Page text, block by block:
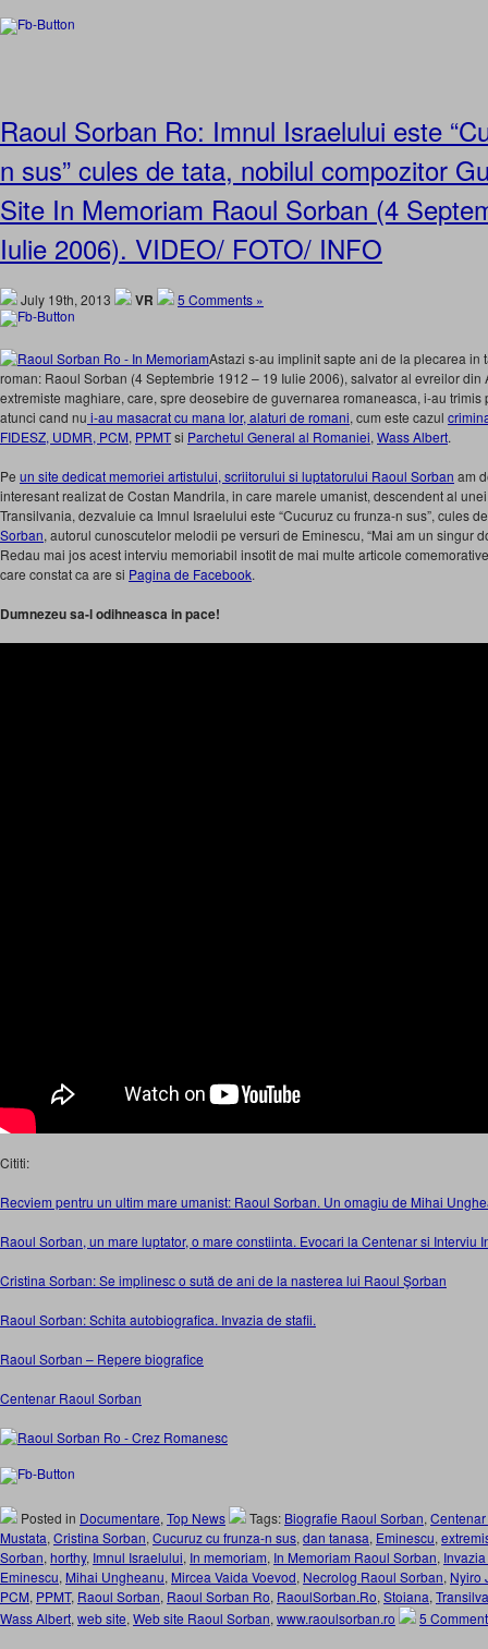
Raoul Sorban Ro: Imnul Israelului este
n sus” cules de tata, nobilul compozitor
Site In Memoriam Raoul Sorban (4
Iulie 2006). VIDEO/ FOTO/ INFO
July 19th, 2013 VR 5 Comments »
Astazi s-au implinit sapte ani de la plecarea in
roman: Raoul Sorban (4 Septembrie 1912 – 19 Iulie 2006), salvator al evreilor
extremiste maghiare, care, spre deosebire de guvernarea romaneasca, i-au trimis
atunci cand nu i-au masacrat cu mana lor, alaturi de romani, cum este cazul
FIDESZ, UDMR, PCM, PPMTsi Parchetul General al Romaniei, Wass Albert.
Pe un site dedicat memoriei artistului, scriitorului si luptatorului Raoul Sorban am
interesant realizat de Costan Mandrila, in care marele umanist, descendent al
Transilvania, dezvaluie ca Imnul Israelului este “Cucuruz cu frunza-n sus”, cules
Sorban, autorul cunoscutelor melodii pe versuri de Eminescu, “Mai am un singur
Redau mai jos acest interviu memoriabil insotit de mai multe articole
care constat ca are si Pagina de Facebook.
Dumnezeu sa-l odihneasca in pace!
Cititi:
Recviem pentru un ultim mare umanist: Raoul Sorban. Un omagiu de Mihai
Raoul Sorban, un mare luptator, o mare constiinta. Evocari la Centenar si Interviu
Cristina Sorban: Se implinesc o sută de ani de la nasterea lui Raoul Şorban
Raoul Sorban: Schita autobiografica. Invazia de stafii.
Raoul Sorban – Repere biografice
Centenar Raoul Sorban
Posted in Documentare, Top News Tags: Biografie Raoul Sorban,
Mustata, Cristina Sorban, Cucuruz cu frunza-n sus, dan tanasa, Eminescu,
Sorban, horthy, Imnul Israelului, In memoriam, In Memoriam Raoul Sorban,
Eminescu, Mihai Ungheanu, Mircea Vaida Voevod, Necrolog Raoul Sorban, Nyiro
PCM, PPMT, Raoul Sorban, Raoul Sorban Ro, RaoulSorban.Ro, Stoiana,
Wass Albert, web site, Web site Raoul Sorban, www.raoulsorban.ro 5